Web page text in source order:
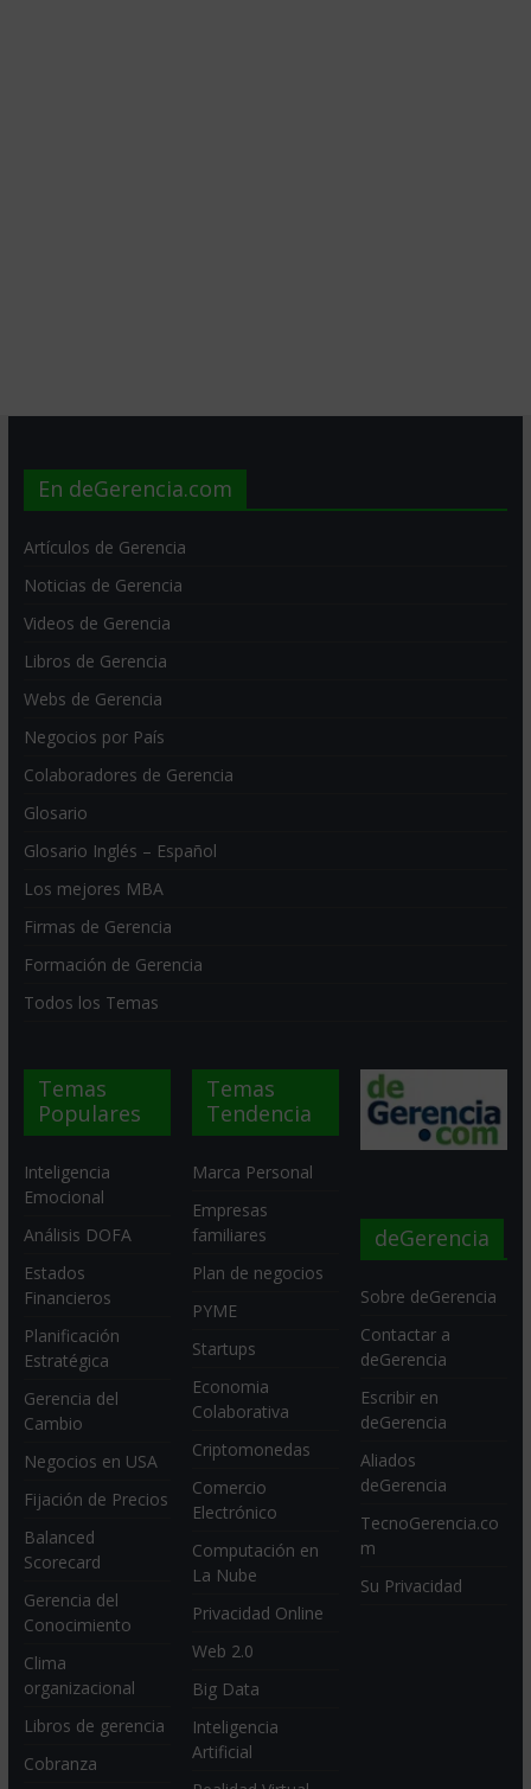
En deGerencia.com
Artículos de Gerencia
Noticias de Gerencia
Videos de Gerencia
Libros de Gerencia
Webs de Gerencia
Negocios por País
Colaboradores de Gerencia
Glosario
Glosario Inglés – Español
Los mejores MBA
Firmas de Gerencia
Formación de Gerencia
Todos los Temas
Temas
Populares
Inteligencia
Emocional
Análisis DOFA
Estados
Financieros
Planificación
Estratégica
Gerencia del
Cambio
Negocios en USA
Fijación de Precios
Balanced
Scorecard
Gerencia del
Conocimiento
Clima
organizacional
Libros de gerencia
Cobranza
Temas
Tendencia
Marca Personal
Empresas
familiares
Plan de negocios
PYME
Startups
Economia
Colaborativa
Criptomonedas
Comercio
Electrónico
Computación en
La Nube
Privacidad Online
Web 2.0
Big Data
Inteligencia
Artificial
deGerencia
Sobre deGerencia
Contactar a
deGerencia
Escribir en
deGerencia
Aliados
deGerencia
TecnoGerencia.co
m
Su Privacidad